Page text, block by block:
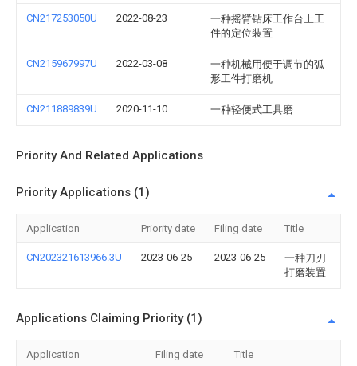
CN217253050U 2022-08-23
一种摇臂钻床工作台上工
件的定位装置
CN215967997U 2022-03-08
一种机械用便于调节的弧
形工件打磨机
CN211889839U 2020-11-10 一种轻便式工具磨
Priority And Related Applications
Priority Applications (1)
Application Priority date Filing date Title
CN202321613966.3U 2023-06-25 2023-06-25
一种刀刃
打磨装置
Applications Claiming Priority (1)
Application Filing date Title